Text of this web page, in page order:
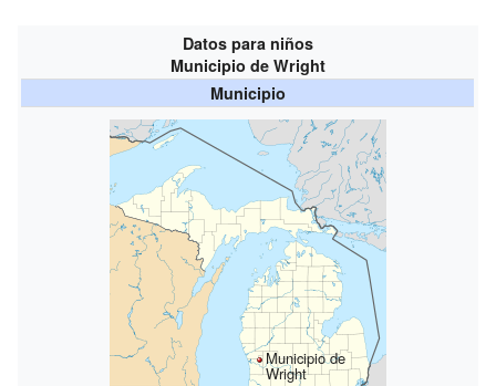
Datos para niños
Municipio de Wright
Municipio
Municipio de
Wright